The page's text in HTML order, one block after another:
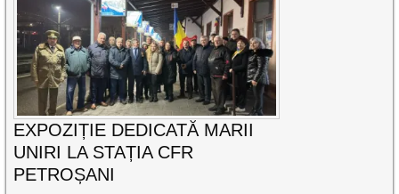
EXPOZIȚIE DEDICATĂ MARII
UNIRI LA STAȚIA CFR
PETROȘANI